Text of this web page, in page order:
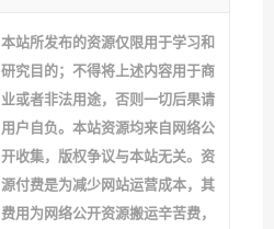
本站所发布的资源仅限用于学习和
研究目的；不得将上述内容用于商
业或者非法用途，否则一切后果请
用户自负。本站资源均来自网络公
开收集，版权争议与本站无关。资
源付费是为减少网站运营成本，其
费用为网络公开资源搬运辛苦费，